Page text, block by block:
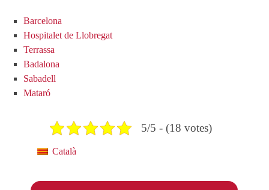
Barcelona
Hospitalet de Llobregat
Terrassa
Badalona
Sabadell
Mataró
5/5 - (18 votes)
Català